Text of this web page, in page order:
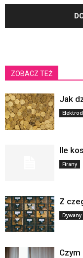
ZOBACZ TEŻ
Jak
Ile
Firany
Z
Dywany
Czym